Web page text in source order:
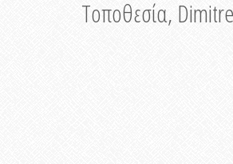
Τοποθεσία,